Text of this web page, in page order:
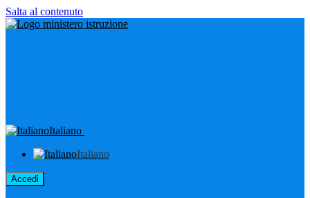
Salta al contenuto
Italiano
Italiano
Accedi